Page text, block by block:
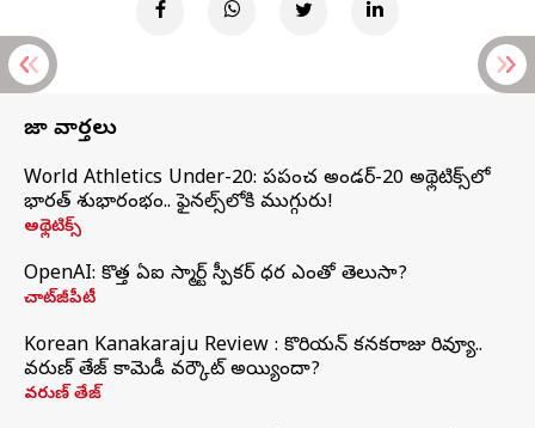
తాజా వార్తలు
World Athletics Under-20: ప్రపంచ అండర్-20 అథ్లెటిక్స్‌లో
భారత్‌ శుభారంభం.. ఫైనల్స్‌లోకి ముగ్గురు!
అథ్లెటిక్స్
OpenAI: కొత్త ఏఐ స్మార్ట్ స్పీకర్ ధర ఎంతో తెలుసా?
చాట్‌జీపీటీ
Korean Kanakaraju Review : కొరియన్ కనకరాజు రివ్యూ..
వరుణ్ తేజ్ కామెడీ వర్కౌట్ అయ్యిందా?
వరుణ్ తేజ్